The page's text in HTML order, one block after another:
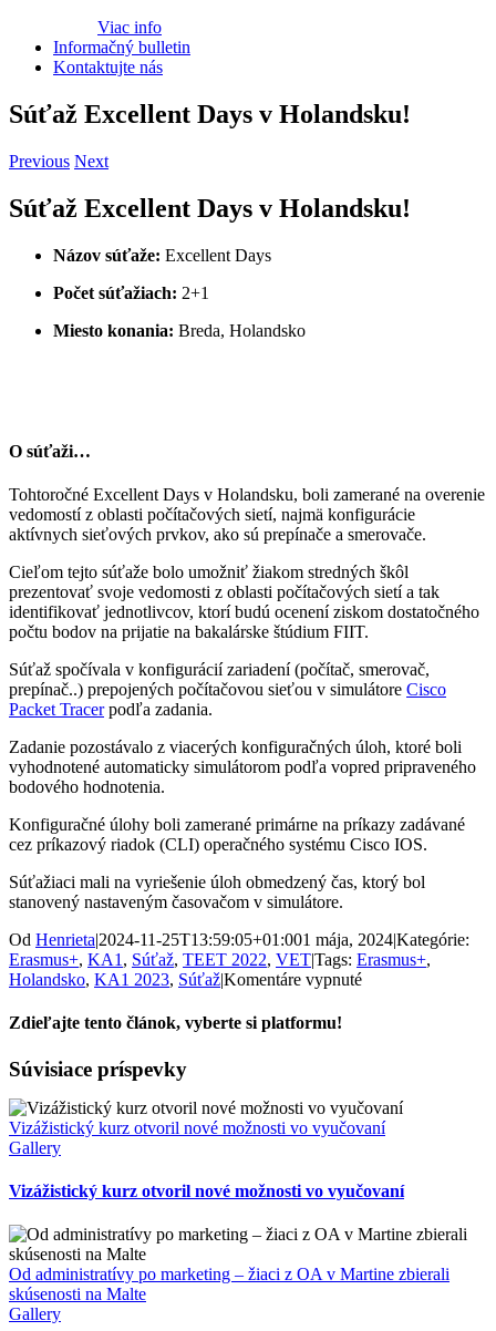
Viac info
Informačný bulletin
Kontaktujte nás
Súťaž Excellent Days v Holandsku!
Previous Next
Súťaž Excellent Days v Holandsku!
Názov súťaže: Excellent Days
Počet súťažiach: 2+1
Miesto konania: Breda, Holandsko
O súťaži…
Tohtoročné Excellent Days v Holandsku, boli zamerané na overenie
vedomostí z oblasti počítačových sietí, najmä konfigurácie
aktívnych sieťových prvkov, ako sú prepínače a smerovače.
Cieľom tejto súťaže bolo umožniť žiakom stredných škôl
prezentovať svoje vedomosti z oblasti počítačových sietí a tak
identifikovať jednotlivcov, ktorí budú ocenení ziskom dostatočného
počtu bodov na prijatie na bakalárske štúdium FIIT.
Súťaž spočívala v konfigurácií zariadení (počítač, smerovač,
prepínač..) prepojených počítačovou sieťou v simulátore Cisco
Packet Tracerpodľa zadania.
Zadanie pozostávalo z viacerých konfiguračných úloh, ktoré boli
vyhodnotené automaticky simulátorom podľa vopred pripraveného
bodového hodnotenia.
Konfiguračné úlohy boli zamerané primárne na príkazy zadávané
cez príkazový riadok (CLI) operačného systému Cisco IOS.
Súťažiaci mali na vyriešenie úloh obmedzený čas, ktorý bol
stanovený nastaveným časovačom v simulátore.
Od Henrieta|2024-11-25T13:59:05+01:001 mája, 2024|Kategórie:
Erasmus+, KA1 , Súťaž, TEET 2022, VET|Tags: Erasmus+,
Holandsko, KA1 2023, Súťaž|Komentáre vypnuténa
Zdieľajte tento článok, vyberte si platformu!
Facebook
X
Súvisiace príspevky
Vizážistický kurz otvoril nové možnosti vo vyučovaní
Gallery
Vizážistický kurz otvoril nové možnosti vo vyučovaní
Od administratívy po marketing – žiaci z OA v Martine zbierali
skúsenosti na Malte
Gallery